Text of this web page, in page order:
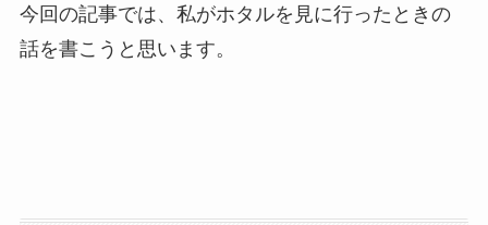
今回の記事では、私がホタルを見に行ったときの
話を書こうと思います。